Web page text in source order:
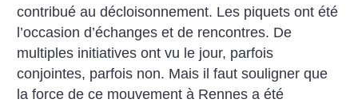
contribué au décloisonnement. Les piquets ont été
l’occasion d’échanges et de rencontres. De
multiples initiatives ont vu le jour, parfois
conjointes, parfois non. Mais il faut souligner que
la force de ce mouvement à Rennes a été